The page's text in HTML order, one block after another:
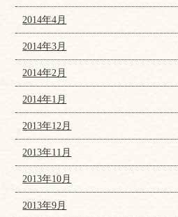
2014年4月
2014年3月
2014年2月
2014年1月
2013年12月
2013年11月
2013年10月
2013年9月